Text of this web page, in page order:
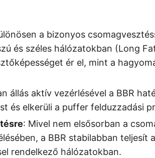
a bizonyos
és széles hálózatokban (Long
ér el, mint a
állás aktív vezérlésével a BBR
és elkerüli a puffer felduzzadási
: Mivel nem elsősorban a
a BBR stabilabban teljesít
rendelkező hálózatokban.